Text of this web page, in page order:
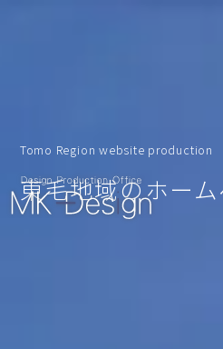
Tomo Region website production
東毛地域のホー